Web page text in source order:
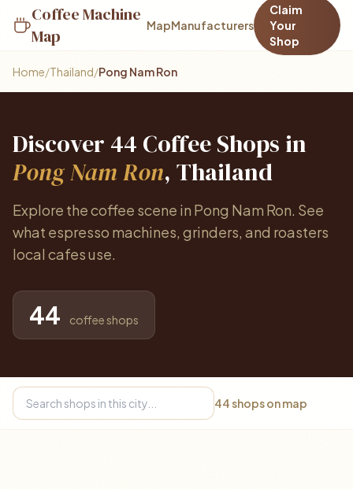
Coffee Machine
Map
MapManufacturers
Claim
Your
Shop
Home/Thailand/Pong Nam Ron
Discover 44 Coffee Shops in
Pong Nam Ron, Thailand
Explore the coffee scene in Pong Nam Ron. See
what espresso machines, grinders, and roasters
local cafes use.
44 coffee shops
44 shops on map